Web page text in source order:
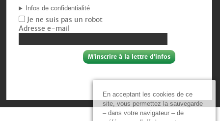
En acceptant les cookies de ce
site, vous permettez la sauvegarde
– dans votre navigateur – de
Infos de confidentialité
Je ne suis pas un robot
Adresse e-mail